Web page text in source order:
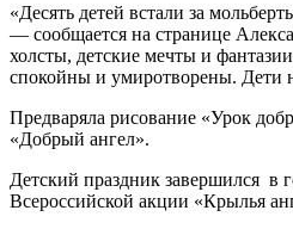
«Десять детей встали за
— сообщается на странице
холсты, детские мечты и
спокойны и умиротворены. Дети
Предваряла рисование «Урок
«Добрый ангел».
Детский праздник завершился в
Всероссийской акции «Крылья